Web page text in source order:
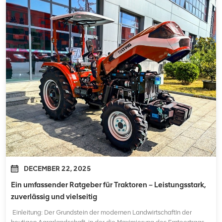
DECEMBER 22, 2025
Ein umfassender Ratgeber für Traktoren – Leistungsstark,
zuverlässig und vielseitig
Einleitung: Der Grundstein der modernen LandwirtschaftIn der